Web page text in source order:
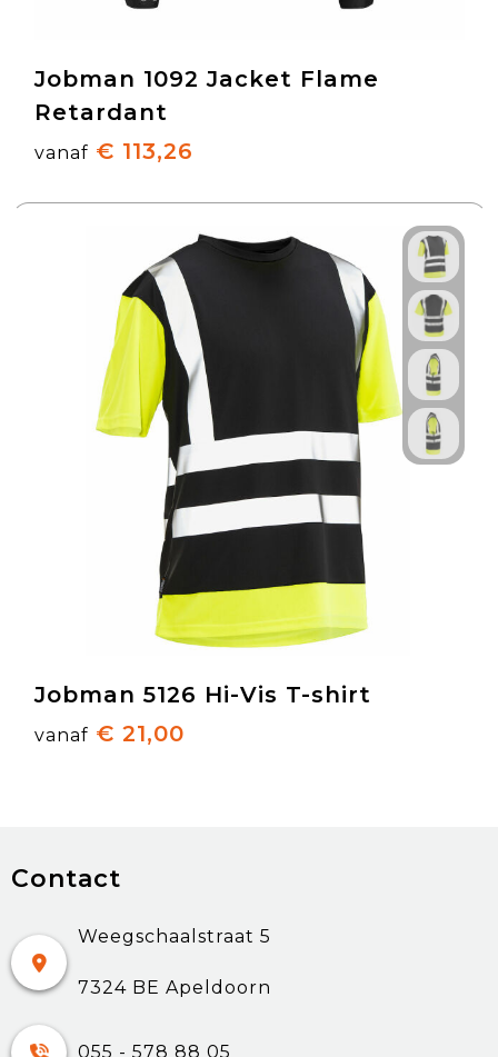
Jobman 1092 Jacket Flame
Retardant
vanaf € 113,26
Jobman 5126 Hi-Vis T-shirt
vanaf € 21,00
Contact
Weegschaalstraat 5
7324 BE Apeldoorn
055 - 578 88 05